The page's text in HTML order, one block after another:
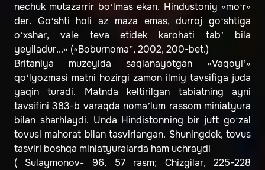
nechuk mutazarrir bo‘lmas ekan. Hindustoniy «mo‘r»
der. Go‘shti holi az maza emas, durroj go‘shtiga
o‘xshar, vale teva etidek karohati tab’ bila
yeyiladur...» («Boburnoma”, 2002, 200-bet.)
Britaniya muzeyida saqlanayotgan «Vaqoyi’»
qo‘lyozmasi matni hozirgi zamon ilmiy tavsifiga juda
yaqin turadi. Matnda keltirilgan tabiatning ayni
tavsifini 383-b varaqda noma’lum rassom miniatyura
bilan sharhlaydi. Unda Hindistonning bir juft go‘zal
tovusi mahorat bilan tasvirlangan. Shuningdek, tovus
tasviri boshqa miniatyuralarda ham uchraydi
( Sulaymonov- 96, 57 rasm; Chizgilar, 225-228